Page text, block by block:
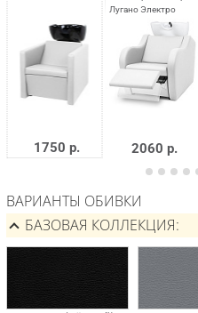
1750 р. 2060 р.
ВАРИАНТЫ ОБИВКИ
БАЗОВАЯ КОЛЛЕКЦИЯ